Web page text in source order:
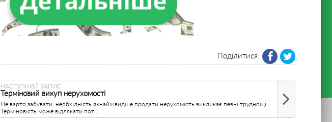
Поділитися:
НАСТУПНИЙ ЗАПИС
Терміновий викуп нерухомості
Не варто забувати, необхідність якнайшвидше продати нерухомість викликає певні труднощі.
Терміновість може відлякати пот...